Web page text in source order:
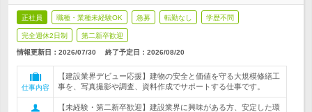
正社員 職種・業種未経験OK 急募 転勤なし 学歴不問
完全週休2日制 第二新卒歓迎
情報更新日：2026/07/30 終了予定日： 2026/08/20
仕事内容
【建設業界デビュー応援】建物の安全と価値を守る大規模修繕工
事を、写真撮影や調査、資料作成でサポートする仕事です。
【未経験・第二新卒歓迎】建設業界に興味がある方、安定した環